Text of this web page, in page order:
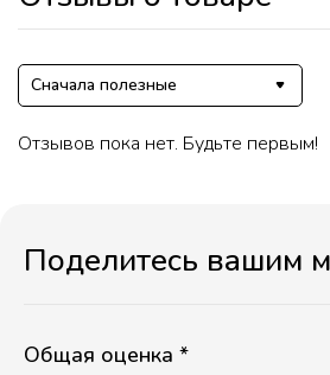
Сначала полезные
Отзывов пока нет. Будьте первым!
Поделитесь вашим
Общая оценка *